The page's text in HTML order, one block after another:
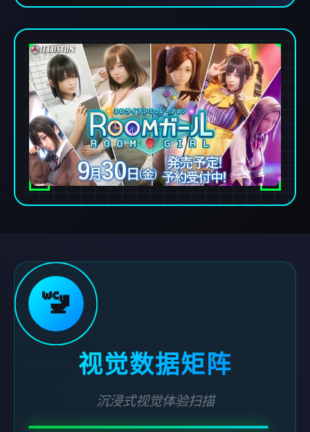
🚾
视觉数据矩阵
沉浸式视觉体验扫描